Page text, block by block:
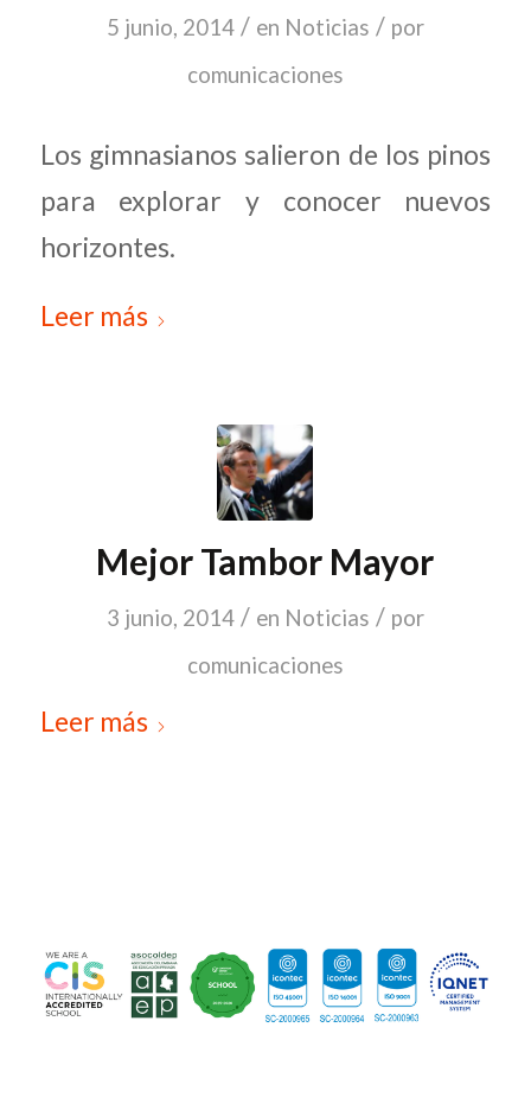
5 junio, 2014 / en Noticias / por
comunicaciones
Los gimnasianos salieron de los pinos
para explorar y conocer nuevos
horizontes.
Leer más
Mejor Tambor Mayor
3 junio, 2014 / en Noticias / por
comunicaciones
Leer más